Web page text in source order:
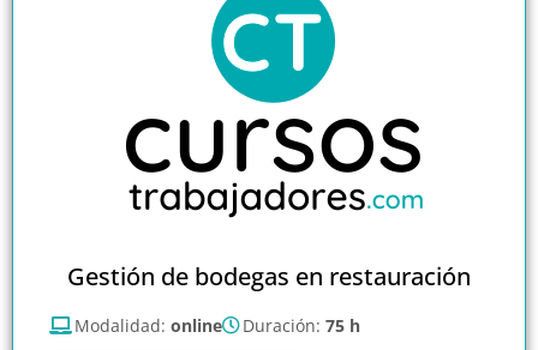
Gestión de bodegas en restauración
Modalidad: online Duración: 75 h